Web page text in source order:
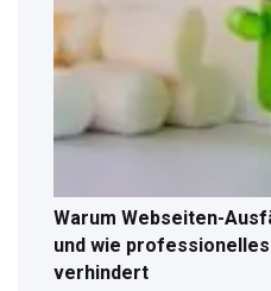
Warum Webseiten-
und wie
verhindert